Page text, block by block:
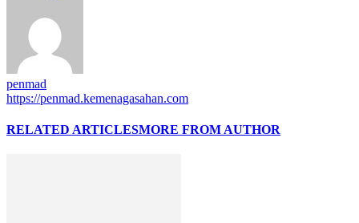
penmad
https://penmad.kemenagasahan.com
RELATED ARTICLESMORE FROM AUTHOR